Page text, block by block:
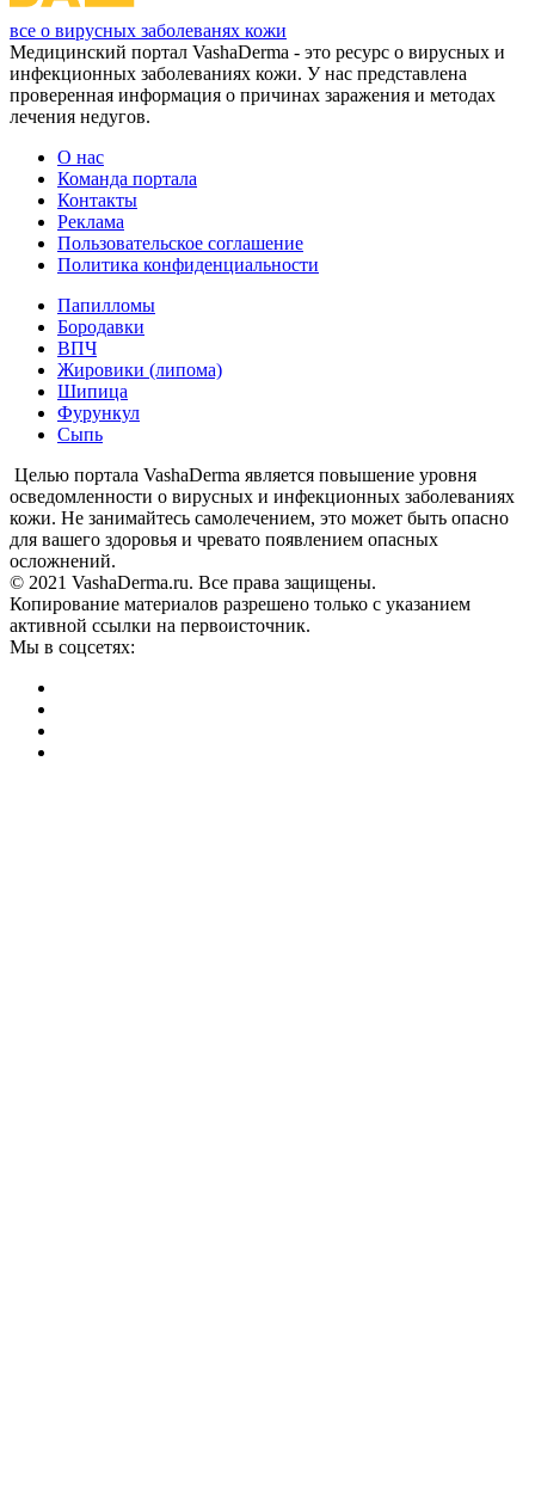
все о вирусных заболеванях кожи
Медицинский портал VashaDerma - это ресурс о вирусных и
инфекционных заболеваниях кожи. У нас представлена
проверенная информация о причинах заражения и методах
лечения недугов.
О нас
Команда портала
Контакты
Реклама
Пользовательское соглашение
Политика конфиденциальности
Папилломы
Бородавки
ВПЧ
Жировики (липома)
Шипица
Фурункул
Сыпь
Целью портала VashaDerma является повышение уровня
осведомленности о вирусных и инфекционных заболеваниях
кожи. Не занимайтесь самолечением, это может быть опасно
для вашего здоровья и чревато появлением опасных
осложнений.
© 2021 VashaDerma.ru. Все права защищены.
Копирование материалов разрешено только с указанием
активной ссылки на первоисточник.
Мы в соцсетях: